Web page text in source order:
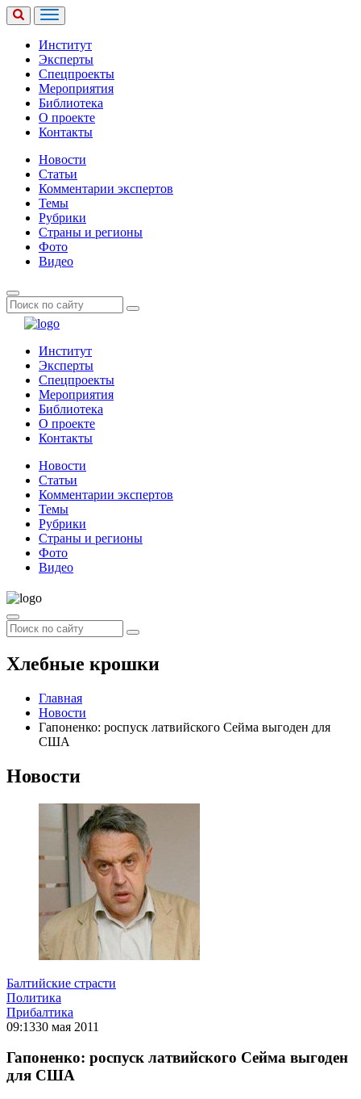
Институт
Эксперты
Спецпроекты
Мероприятия
Библиотека
О проекте
Контакты
Новости
Статьи
Комментарии экспертов
Темы
Рубрики
Страны и регионы
Фото
Видео
Институт
Эксперты
Спецпроекты
Мероприятия
Библиотека
О проекте
Контакты
Новости
Статьи
Комментарии экспертов
Темы
Рубрики
Страны и регионы
Фото
Видео
Хлебные крошки
Главная
Новости
Гапоненко: роспуск латвийского Сейма выгоден для
США
Новости
Балтийские страсти
Политика
Прибалтика
09:1330 мая 2011
Гапоненко: роспуск латвийского Сейма выгоден
для США